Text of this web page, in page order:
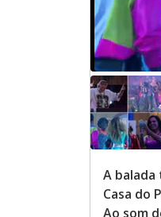
A
Casa do
Ao som